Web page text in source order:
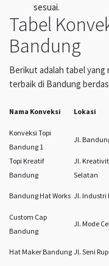
sesuai.
Tabel
Bandung
Berikut adalah tabel
terbaik di Bandung
Nama Konveksi Lokasi
Konveksi Topi
Bandung 1
Jl.
Topi Kreatif
Bandung
Jl.
Selatan
Bandung Hat Works Jl. Industri
Custom Cap
Bandung
Jl. Mode
Hat Maker Bandung Jl. Seni